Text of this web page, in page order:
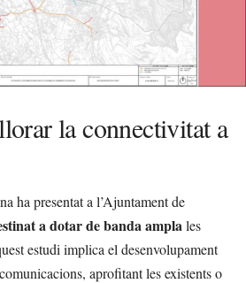
la connectivitat a
ha presentat a l’Ajuntament de
a dotar de banda amplales
estudi implica el desenvolupament
aprofitant les existents o